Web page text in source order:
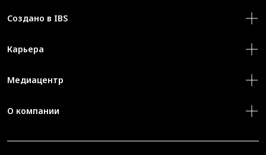
Создано в IBS
Карьера
Медиацентр
О компании